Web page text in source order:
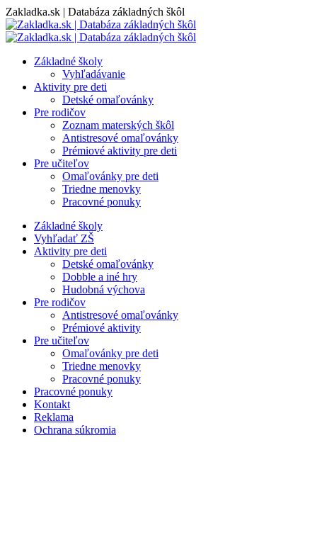
Skip
to
content
Zakladka.sk | Databáza základných škôl
Základné školy
Vyhľadávanie
Aktivity pre deti
Detské omaľovánky
Pre rodičov
Zoznam materských škôl
Antistresové omaľovánky
Prémiové aktivity pre deti
Pre učiteľov
Omaľovánky pre deti
Triedne menovky
Pracovné ponuky
Základné školy
Vyhľadať ZŠ
Aktivity pre deti
Detské omaľovánky
Dobble a iné hry
Hudobná výchova
Pre rodičov
Antistresové omaľovánky
Prémiové aktivity
Pre učiteľov
Omaľovánky pre deti
Triedne menovky
Pracovné ponuky
Pracovné ponuky
Kontakt
Reklama
Ochrana súkromia